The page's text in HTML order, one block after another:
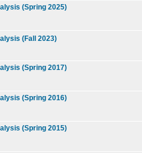
(Spring 2025)
(Fall 2023)
(Spring 2017)
(Spring 2016)
(Spring 2015)